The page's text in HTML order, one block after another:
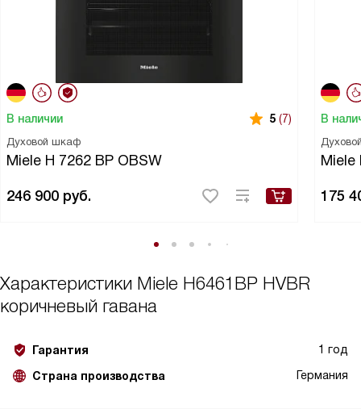
В наличии 5 (7)
Духовой шкаф
Miele H 7262 BP OBSW
246 900 руб.
В
Miele
175
Характеристики Miele H6461BP HVBR
коричневый гавана
Гарантия 1 год
Страна производства Германия